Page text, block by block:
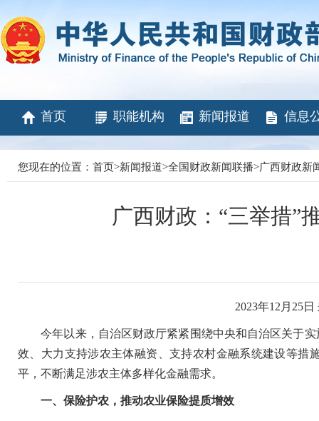
首页 职能机构 新闻报道 信息
您现在的位置： 首页>新闻报道>全国财政新闻联播>广西财政新
广西财政：“三举措”
2023年12月25日
今年以来，自治区财政厅紧紧围绕中央和自治区关于实
效、大力支持涉农主体融资、支持农村金融系统建设等措
平，不断满足涉农主体多样化金融需求。
一、保险护农，推动农业保险提质增效